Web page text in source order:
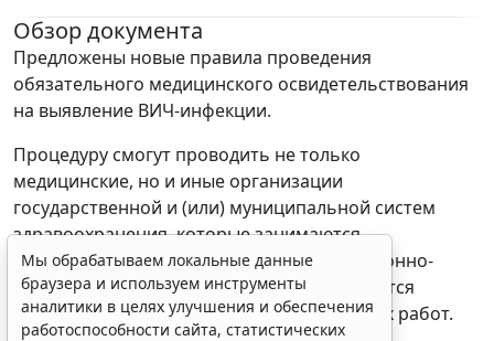
Обзор документа
Предложены новые правила проведения
обязательного медицинского освидетельствования
на выявление ВИЧ-инфекции.
Процедуру смогут проводить не только
медицинские, но и иные организации
государственной и (или) муниципальной систем
здравоохранения, которые занимаются
медицинской деятельностью. Организационно-
правовая форма важна не будет. Потребуется
лицензия на выполнение соответствующих работ.
Мы обрабатываем локальные данные
браузера и используем инструменты
аналитики в целях улучшения и обеспечения
работоспособности сайта, статистических